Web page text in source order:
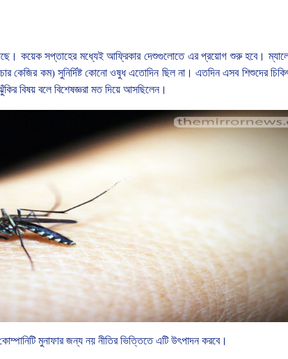
কয়েক সপ্তাহের মধ্যেই আফ্রিকার দেশুগুলোতে এর প্রয়োগ শুরু হবে।
চার কেজির কম) সুনির্দিষ্ট কোনো ওষুধ এতোদিন ছিল না। এতদিন এসব শিশুদের
বিষয় বলে বিশেষজ্ঞরা মত দিয়ে আসছিলেন।
মুনাফার জন্য নয় নীতির ভিত্তিতে এটি উৎপাদন করবে।